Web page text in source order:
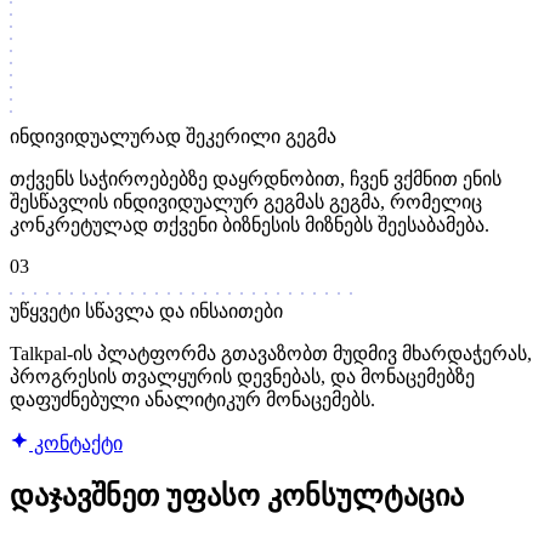
ინდივიდუალურად შეკერილი გეგმა
თქვენს საჭიროებებზე დაყრდნობით, ჩვენ ვქმნით ენის
შესწავლის ინდივიდუალურ გეგმას გეგმა, რომელიც
კონკრეტულად თქვენი ბიზნესის მიზნებს შეესაბამება.
03
უწყვეტი სწავლა და ინსაითები
Talkpal-ის პლატფორმა გთავაზობთ მუდმივ მხარდაჭერას,
პროგრესის თვალყურის დევნებას, და მონაცემებზე
დაფუძნებული ანალიტიკურ მონაცემებს.
კონტაქტი
დაჯავშნეთ უფასო კონსულტაცია